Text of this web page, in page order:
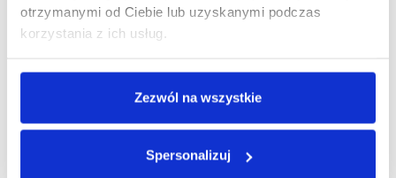
otrzymanymi od Ciebie lub uzyskanymi podczas
korzystania z ich usług.
Zezwól na wszystkie
Spersonalizuj
Zobacz inne z tej linii